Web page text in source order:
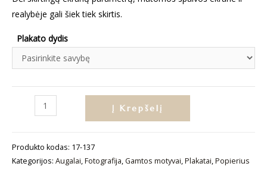
realybėje gali šiek tiek skirtis.
Plakato dydis
produkto
„Džiovinti
lapai“
Į Krepšelį
Produkto kodas: 17-137
Kategorijos: Augalai,Fotografija,Gamtos motyvai,Plakatai,Popierius